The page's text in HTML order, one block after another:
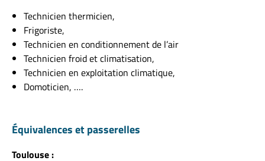
Technicien thermicien,
Frigoriste,
Technicien en conditionnement de l’air
Technicien froid et climatisation,
Technicien en exploitation climatique,
Domoticien, ….
Équivalences et passerelles
Toulouse :